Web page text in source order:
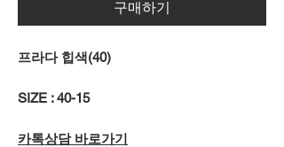
구매하기
프라다 힙색(40)
SIZE : 40-15
카톡상담 바로가기